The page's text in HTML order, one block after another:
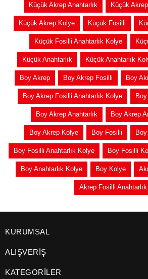
Küçük Akrep Anahtarlık Küçük
Küçük Akrep Kolye Küçük Fosilli
Küçük Fosilli Anahtarlık Kolye
Küçük Anahtarlık Küçük Anahtarlık
Boy Akrep Boy Akrep Fosilli Boy
Boy Akrep Fosilli Anahtarlık Kolye
Boy Akrep Anahtarlık Boy Akrep
Boy Akrep Kolye Boy Fosilli
Boy Fosilli Anahtarlık Kolye Boy Fosilli
Boy Anahtarlık Kolye Boy Kolye
Akrep Fosilli Anahtarlık
KURUMSAL
ALIŞVERİŞ
KATEGORİLER